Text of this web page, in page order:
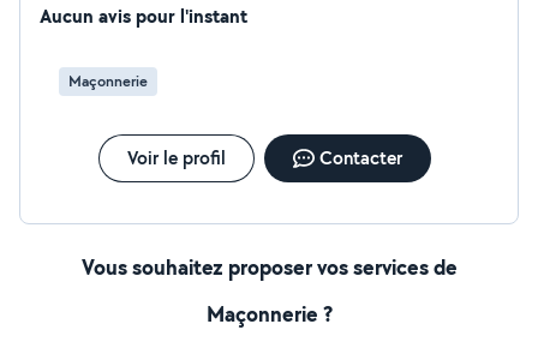
Aucun avis pour l'instant
Maçonnerie
Voir le profil Contacter
Vous souhaitez proposer vos services de
Maçonnerie ?